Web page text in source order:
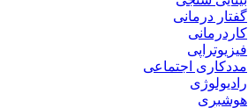
گفتار درمانی
کاردرمانی
فیزیوتراپی
مددکاری اجتماعی
رادیولوژی
هوشبری